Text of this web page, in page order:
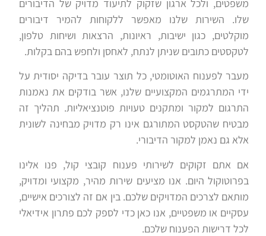
משפטים, ולכל ארגון שזקוק לתיעוד מדויק של הדיבורים
שלו. השירות שלנו מאפשר ללקוחות להמיר דיבורים
מוקלטים, כגון ישיבות, ראיונות, הרצאות ושיחות טלפון,
לטקסטים כתובים שניתן לנתח, לאחסן ולחפש בהם בקלות.
מעבר לפענוח האוטומטי, כל תוצר עובר בדיקה יסודית על
ידי המתרגמים המקצועיים שלנו, אשר בודקים את נאמנות
התרגום למקור ומתקנים טעויות פוטנציאליות. תהליך זה
מבטיח שהטקסט המתורגם אינו רק מדויק מבחינה לשונית
אלא גם נאמן למקור הדיבורי.
אם אתם זקוקים לשירותי פענוח קובצי קול, פנו אלינו
בפרוטוקול היום. אנו מציעים שירות מהיר, מקצועי ומדויק,
מותאם לצרכים המדויקים שלכם. בין אם זה לצורכים אישיים,
עסקיים או משפטיים, אנו כאן כדי לספק לכם פתרון אידיאלי
לכל דרישות הפענוח שלכם.